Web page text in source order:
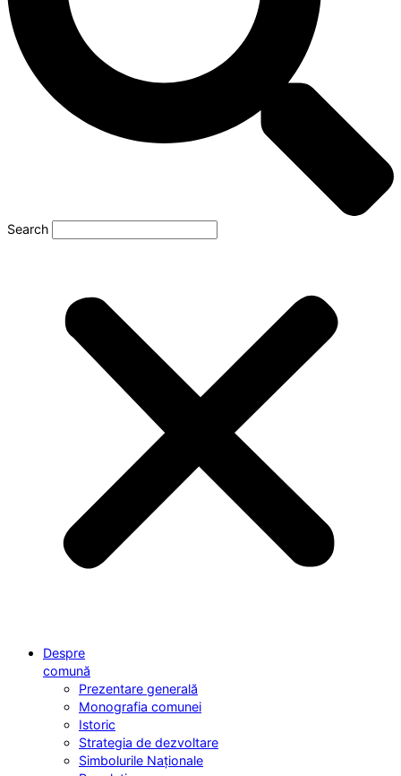
Search
Despre
comună
Prezentare generală
Monografia comunei
Istoric
Strategia de dezvoltare
Simbolurile Naționale